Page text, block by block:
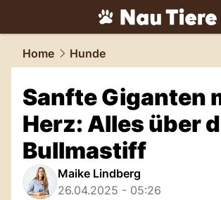
tiere.NAU.ch
Home Hunde
Sanfte Giganten
Herz: Alles über
Bullmastiff
Maike Lindberg
26.04.2025 - 05:26